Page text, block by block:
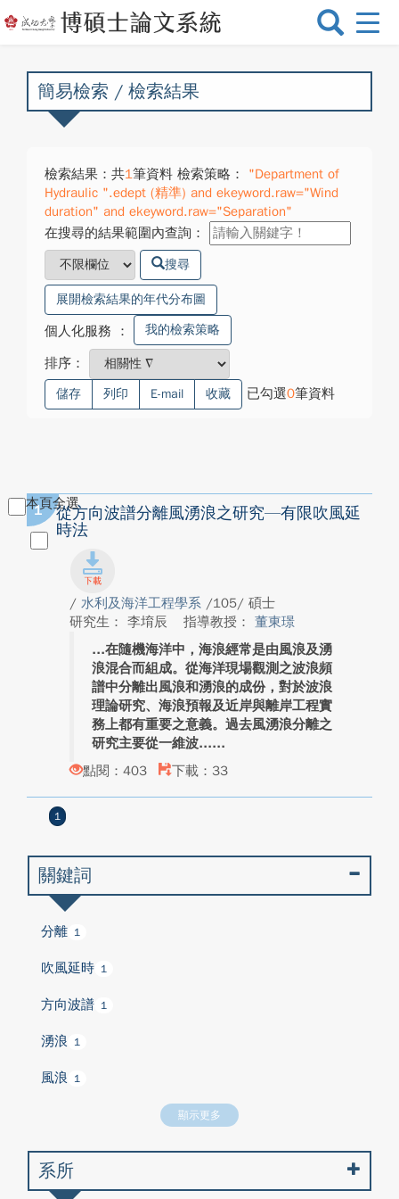
選
換
簡易檢索 / 檢索結果
檢索結果：共1筆資料 檢索策略：
"Department of
Hydraulic ".edept (精準) and ekeyword.raw="Wind
duration" and ekeyword.raw="Separation"
在搜尋的結果範圍內查詢：
搜尋
展開檢索結果的年代分布圖
個人化服務 ： 我的檢索策略
排序：
儲存 列印 E-mail 收藏 已勾選0筆資料
本頁全選
1
從方向波譜分離風湧浪之研究—有限吹風延
時法
/ 水利及海洋工程學系 /105/ 碩士
研究生： 李堉辰
指導教授： 董東璟
在隨機海洋中，海浪經常是由風浪及湧
浪混合而組成。從海洋現場觀測之波浪頻
譜中分離出風浪和湧浪的成份，對於波浪
理論研究、海浪預報及近岸與離岸工程實
務上都有重要之意義。過去風湧浪分離之
研究主要從一維波...
點閱：403
下載：33
1
關鍵詞
分離 1
吹風延時 1
方向波譜 1
湧浪 1
風浪 1
顯示更多
系所